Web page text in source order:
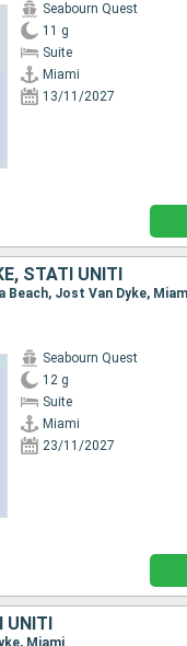
Seabourn Quest
11 g
Suite
Miami
13/11/2027
STATI UNITI
Beach, Jost Van Dyke,
Seabourn Quest
12 g
Suite
Miami
23/11/2027
UNITI
Miami